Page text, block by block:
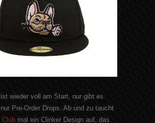
wieder voll am Start, nur gibt es
Pre-Order Drops. Ab und zu taucht
Clubmal ein Clinker Design auf, das